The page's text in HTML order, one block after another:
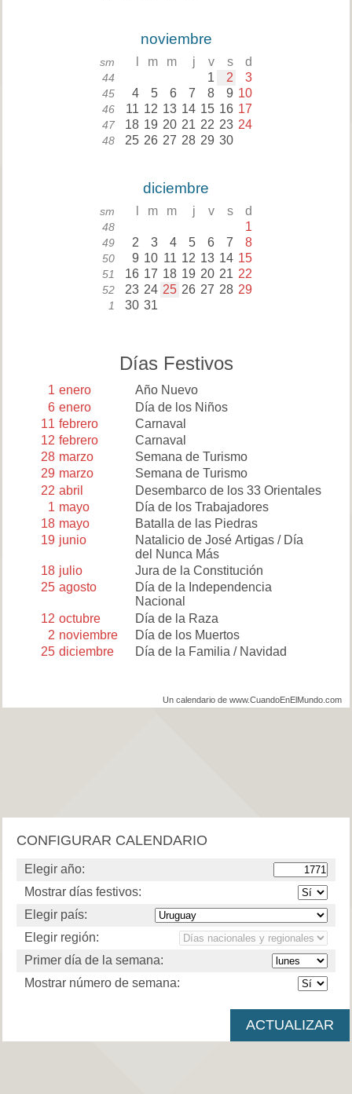
noviembre
sm m m j v s d
44 1 2 3
45 4 5 6 7 8 9 10
46 11 12 13 14 15 16 17
47 18 19 20 21 22 23 24
48 25 26 27 28 29 30
diciembre
sm m m j v s d
48 1
49 2 3 4 5 6 7 8
50 9 10 11 12 13 14 15
51 16 17 18 19 20 21 22
52 23 24 25 26 27 28 29
1 30 31
Días Festivos
1 enero
Año Nuevo
6 enero
Día de los Niños
11 febrero
Carnaval
12 febrero
Carnaval
28 marzo
Semana de Turismo
29 marzo
Semana de Turismo
22 abril
Desembarco de los 33 Orientales
1 mayo
Día de los Trabajadores
18 mayo
Batalla de las Piedras
19 junio
Natalicio de José Artigas / Día
del Nunca Más
18 julio
Jura de la Constitución
25 agosto
Día de la Independencia
Nacional
12 octubre
Día de la Raza
2 noviembre
Día de los Muertos
25 diciembre Día de la Familia / Navidad
Un calendario de www.CuandoEnElMundo.com
CONFIGURAR CALENDARIO
Elegir año:
Mostrar días festivos:
Elegir país:
Elegir región:
Primer día de la semana:
Mostrar número de semana: